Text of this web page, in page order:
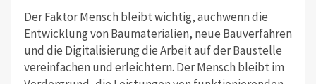
Der Faktor Mensch bleibt wichtig, auchwenn die
Entwicklung von Baumaterialien, neue Bauverfahren
und die Digitalisierung die Arbeit auf der Baustelle
vereinfachen und erleichtern. Der Mensch bleibt im